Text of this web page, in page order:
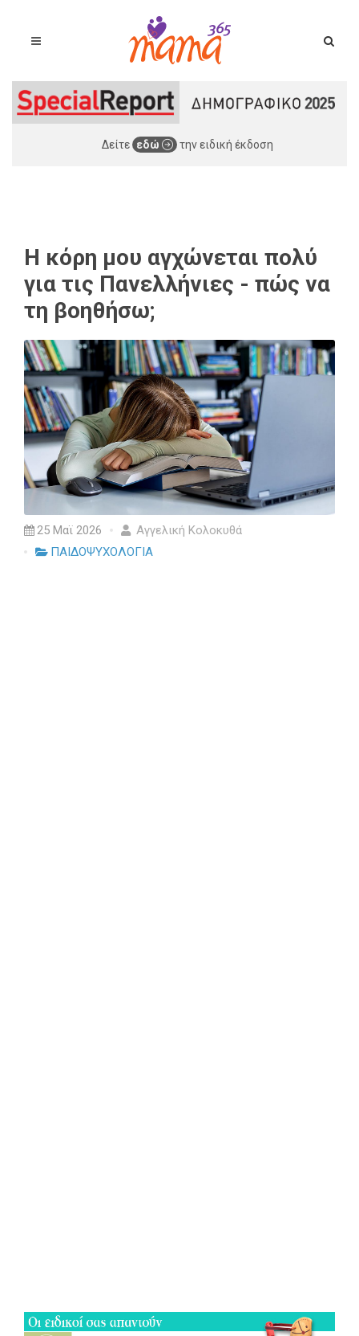
Δείτε εδώ την ειδική έκδοση
Η κόρη μου αγχώνεται πολύ
για τις Πανελλήνιες - πώς να
τη βοηθήσω;
25 Μαϊ 2026
Αγγελική Κολοκυθά
ΠΑΙΔΟΨΥΧΟΛΟΓΙΑ